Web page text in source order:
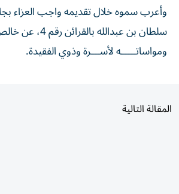
وأعرب سموه خلال تقديمه واجب العزاء
سلطان بن عبدالله
ومواساتـــــه لأســـرة وذوي الفقيدة.
المقالة التالية